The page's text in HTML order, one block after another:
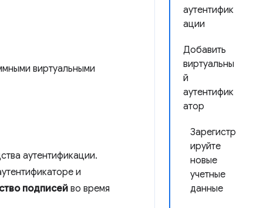
аутентифик
ации
Добавить
виртуальны
й
аутентифик
атор
Зарегистр
ируйте
новые
учетные
данные
виртуальными
аутентификации.
и
подписей во время